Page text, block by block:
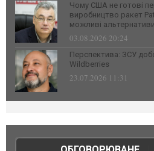
Чому США не готові
виробництво ракет
можливі альтернативи
03.08.2026 20:24
Перспектива: ЗСУ
Wildberries
23.07.2026 11:31